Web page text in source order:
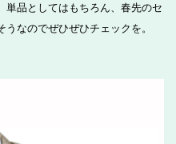
単品としてはもちろん、春先のセ
なのでぜひぜひチェックを。